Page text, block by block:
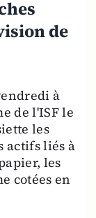
de
à
de l'ISF le
les
actifs liés à
les
cotées en